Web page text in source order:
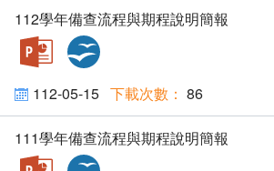
字
112學年備查流程與期程說明簡報
pptx
112-05-15 86
111學年備查流程與期程說明簡報
pptx